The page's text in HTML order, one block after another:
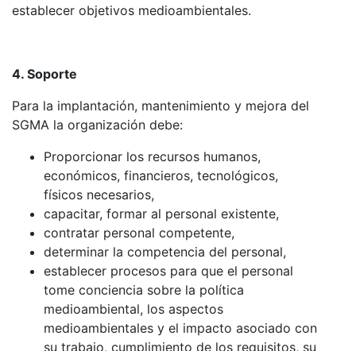
establecer objetivos medioambientales.
4. Soporte
Para la implantación, mantenimiento y mejora del
SGMA la organización debe:
Proporcionar los recursos humanos,
económicos, financieros, tecnológicos,
físicos necesarios,
capacitar, formar al personal existente,
contratar personal competente,
determinar la competencia del personal,
establecer procesos para que el personal
tome conciencia sobre la política
medioambiental, los aspectos
medioambientales y el impacto asociado con
su trabajo, cumplimiento de los requisitos, su